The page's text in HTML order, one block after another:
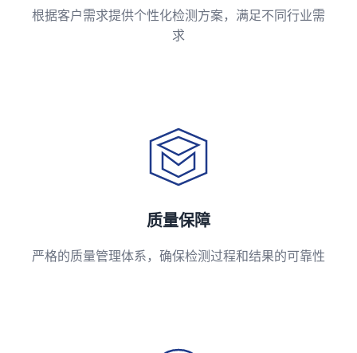
根据客户需求提供个性化检测方案，满足不同行业需
求
质量保障
严格的质量管理体系，确保检测过程和结果的可靠性